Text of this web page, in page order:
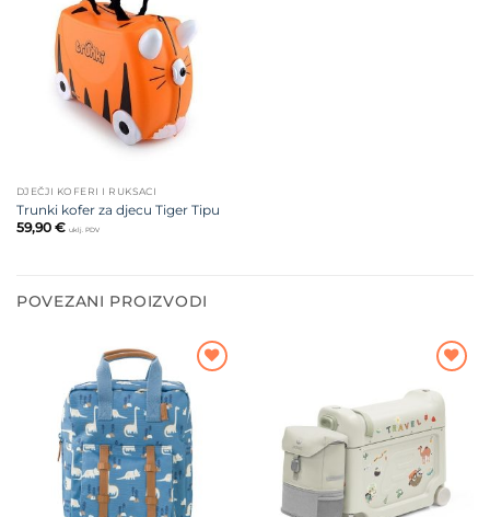
na listu
želja
DJEČJI KOFERI I RUKSACI
Trunki kofer za djecu Tiger Tipu
59,90 € uklj. PDV
POVEZANI PROIZVODI
Dodajte
na listu
želja
na listu
želja